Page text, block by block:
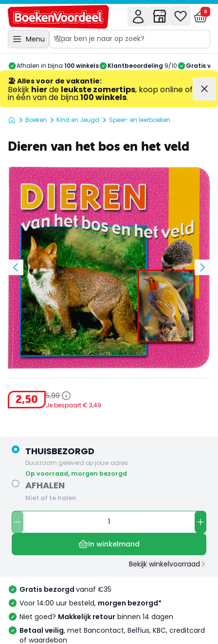
Menu
0
Afhalen in bijna 100 winkels Klantbeoordeling 9/10 Gratis
🏖️ Alles voor de vakantie:
Bekijk hierde leukste zomertips, koop online of
in één van de bijna100 winkels.
Boeken Kind en Jeugd Speel- en leerboeken
Dieren van het bos en het veld
2,50 5,99
Je bespaart € 3,49
THUISBEZORGD
Duurzaam geleverd op jouw adres
op voorraad, morgen bezorgd
AFHALEN
Niet af te halen
In winkelmand
Bekijk winkelvoorraad
Gratis bezorgd vanaf €35
Voor 14:00 uur besteld, morgen bezorgd*
Niet goed? Makkelijk retour binnen 14 dagen
Betaal veilig, met Bancontact, Belfius, KBC, creditcard
of waardebon